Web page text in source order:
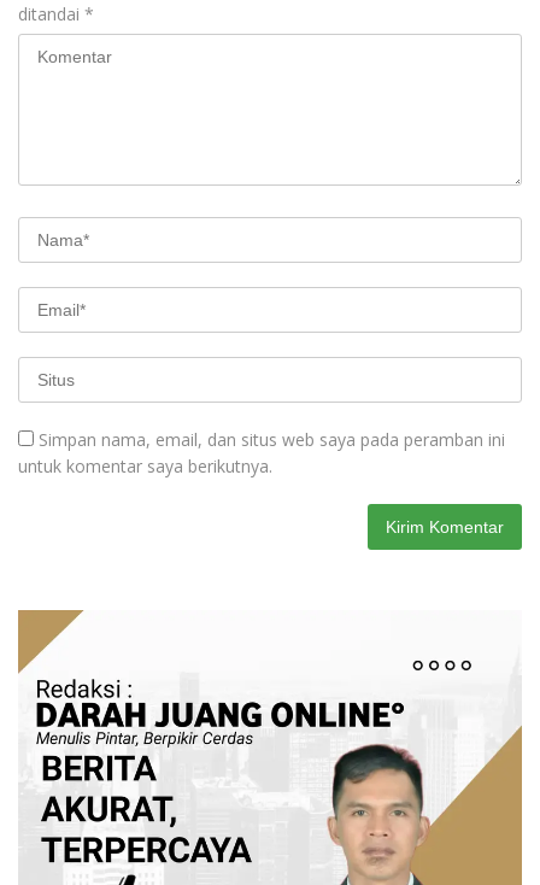
ditandai *
Simpan nama, email, dan situs web saya pada peramban ini
untuk komentar saya berikutnya.